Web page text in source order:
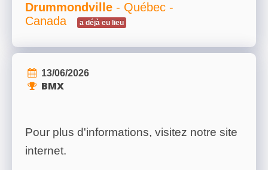
Drummondville - Québec -
Canada
a déjà eu lieu
13/06/2026
BMX
Pour plus d'informations, visitez notre site
internet.